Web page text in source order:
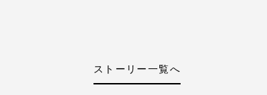
ストーリー一覧へ